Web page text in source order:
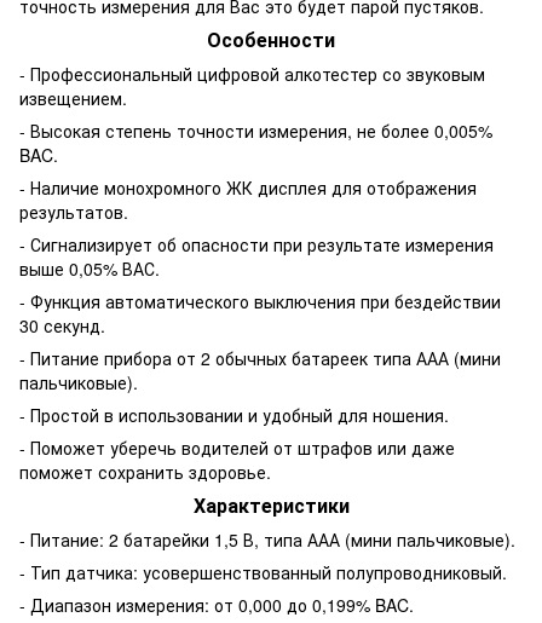
точность измерения для Вас это будет парой пустяков.
Особенности
- Профессиональный цифровой алкотестер со звуковым
извещением.
- Высокая степень точности измерения, не более 0,005%
BAC.
- Наличие монохромного ЖК дисплея для отображения
результатов.
- Сигнализирует об опасности при результате измерения
выше 0,05% ВАС.
- Функция автоматического выключения при бездействии
30 секунд.
- Питание прибора от 2 обычных батареек типа ААА (мини
пальчиковые).
- Простой в использовании и удобный для ношения.
- Поможет уберечь водителей от штрафов или даже
поможет сохранить здоровье.
Характеристики
- Питание: 2 батарейки 1,5 В, типа ААА (мини пальчиковые).
- Тип датчика: усовершенствованный полупроводниковый.
- Диапазон измерения: от 0,000 до 0,199% BAC.